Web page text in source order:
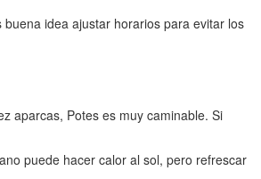
idea ajustar horarios para evitar los
aparcas, Potes es muy caminable. Si
puede hacer calor al sol, pero refrescar